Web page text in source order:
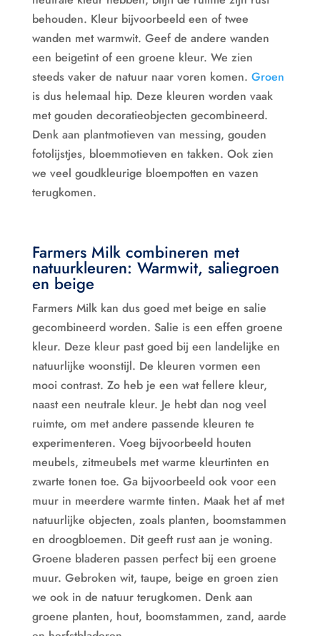
behouden. Kleur bijvoorbeeld een of twee
wanden met warmwit. Geef de andere wanden
een beigetint of een groene kleur. We zien
steeds vaker de natuur naar voren komen. Groen
is dus helemaal hip. Deze kleuren worden vaak
met gouden decoratieobjecten gecombineerd.
Denk aan plantmotieven van messing, gouden
fotolijstjes, bloemmotieven en takken. Ook zien
we veel goudkleurige bloempotten en vazen
terugkomen.
Farmers Milk combineren met
natuurkleuren: Warmwit, saliegroen
en beige
Farmers Milk kan dus goed met beige en salie
gecombineerd worden. Salie is een effen groene
kleur. Deze kleur past goed bij een landelijke en
natuurlijke woonstijl. De kleuren vormen een
mooi contrast. Zo heb je een wat fellere kleur,
naast een neutrale kleur. Je hebt dan nog veel
ruimte, om met andere passende kleuren te
experimenteren. Voeg bijvoorbeeld houten
meubels, zitmeubels met warme kleurtinten en
zwarte tonen toe. Ga bijvoorbeeld ook voor een
muur in meerdere warmte tinten. Maak het af met
natuurlijke objecten, zoals planten, boomstammen
en droogbloemen. Dit geeft rust aan je woning.
Groene bladeren passen perfect bij een groene
muur. Gebroken wit, taupe, beige en groen zien
we ook in de natuur terugkomen. Denk aan
groene planten, hout, boomstammen, zand, aarde